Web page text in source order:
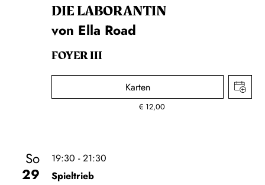
DIE LA­BO­RAN­TIN
von Ella Road
FOYER III
Karten
€ 12,00
So
29
19:30 - 21:30
Spieltrieb